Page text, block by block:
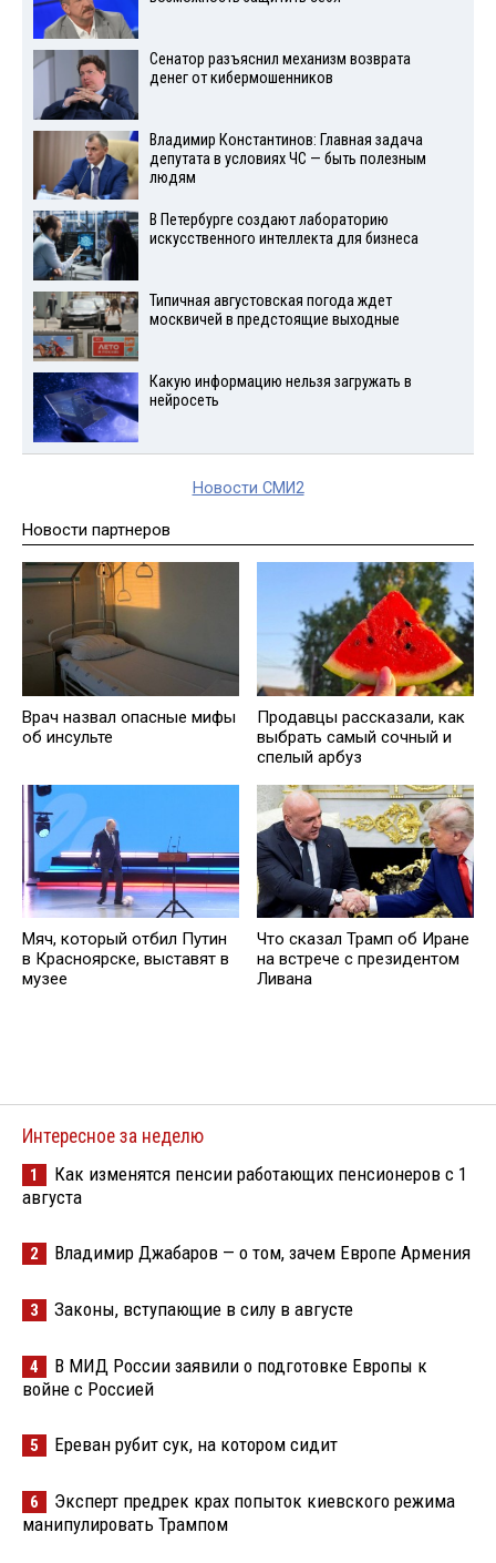
Сенатор разъяснил механизм возврата
денег от кибермошенников
Владимир Константинов: Главная задача
депутата в условиях ЧС — быть полезным
людям
В Петербурге создают лабораторию
искусственного интеллекта для бизнеса
Типичная августовская погода ждет
москвичей в предстоящие выходные
Какую информацию нельзя загружать в
нейросеть
Новости СМИ2
Новости партнеров
Врач назвал опасные мифы
об инсульте
Продавцы рассказали, как
выбрать самый сочный и
спелый арбуз
Мяч, который отбил Путин
в Красноярске, выставят в
музее
Что сказал Трамп об Иране
на встрече с президентом
Ливана
Интересное за неделю
1
Как изменятся пенсии работающих пенсионеров с 1
августа
2 Владимир Джабаров — о том, зачем Европе Армения
3 Законы, вступающие в силу в августе
4
В МИД России заявили о подготовке Европы к
войне с Россией
5 Ереван рубит сук, на котором сидит
6
Эксперт предрек крах попыток киевского режима
манипулировать Трампом